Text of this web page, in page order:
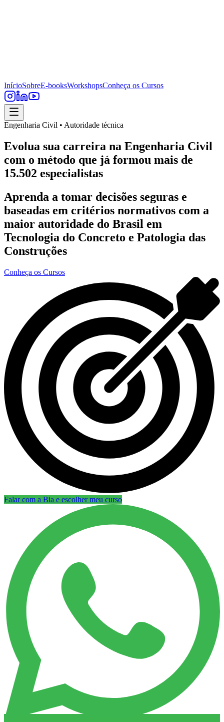
InícioSobreE-booksWorkshopsConheça os Cursos
Engenharia Civil • Autoridade técnica
Evolua sua carreira na Engenharia Civil
com o método que já formou mais de
15.502 especialistas
Aprenda a tomar decisões seguras e
baseadas em critérios normativos com a
maior autoridade do Brasil em
Tecnologia do Concreto e Patologia das
Construções
Conheça os Cursos
Falar com a Bia e escolher meu curso